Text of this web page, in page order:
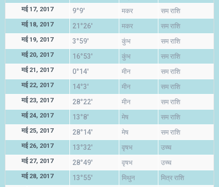
मई 17, 2017 9°9' मकर सम राशि
मई 18, 2017 21°26' मकर सम राशि
मई 19, 2017 3°59' कुंभ सम राशि
मई 20, 2017 16°53' कुंभ सम राशि
मई 21, 2017 0°14' मीन सम राशि
मई 22, 2017 14°3' मीन सम राशि
मई 23, 2017 28°22' मीन सम राशि
मई 24, 2017 13°8' मेष सम राशि
मई 25, 2017 28°14' मेष सम राशि
मई 26, 2017 13°32' वृषभ उच्च
मई 27, 2017 28°49' वृषभ उच्च
मई 28, 2017 13°55' मिथुन मित्र राशि